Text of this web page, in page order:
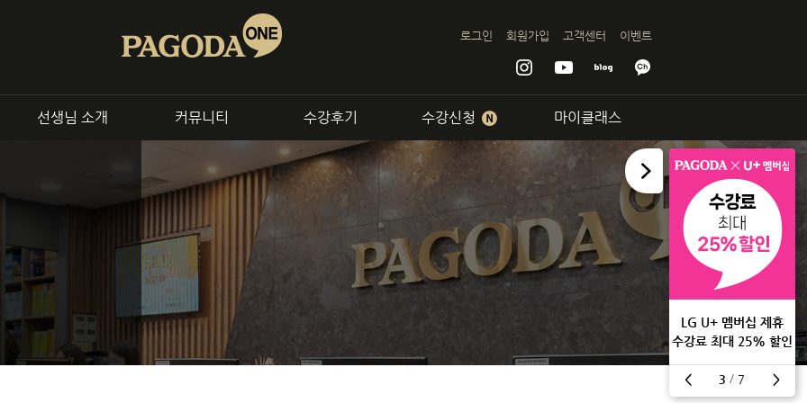
파고다북스
로그인 회원가입 고객센터 이벤트
선생님 소개 커뮤니티 수강후기 수강신청 마이클래스
신촌센터 서면센터
어회화
로그램
인터뷰
중국어
정규 중국어 회화
토픽 프로그램
중국어 면접 대비과정
중국어 시험 대비반
일본어
정규 일본어 회화
일본어 면접 대비과정
일본어 시험 대비반
기업교육
LG U+ 멤버십 제휴
수강료 최대 25% 할인
3 / 7
< >